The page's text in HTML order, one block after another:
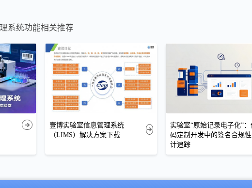
系统功能相关推荐
壹博实验室信息管理系统
（LIMS）解决方案下载
实验室“原始记录电子化”
码定制开发中的签名合规
计追踪